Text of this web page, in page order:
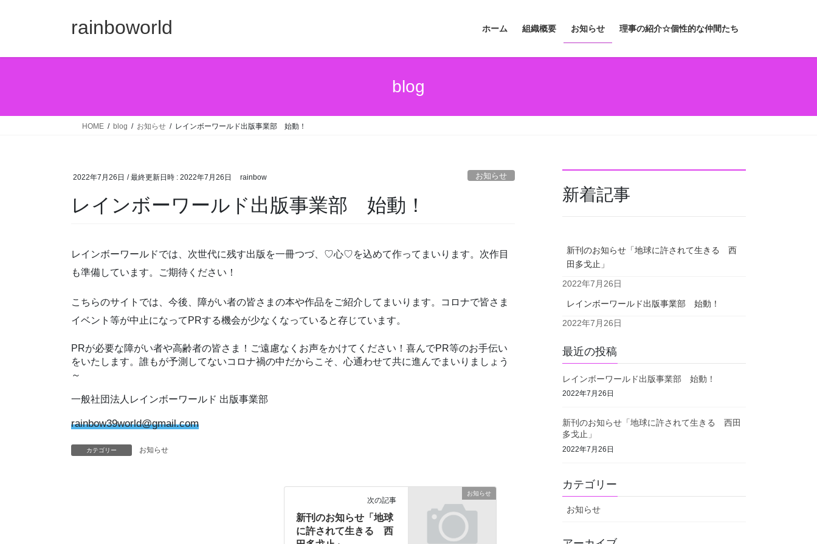
rainboworld ホーム 組織概要 お知らせ 理事の紹介☆個性的な仲間たち
blog
HOME blog お知らせ レインボーワールド出版事業部 始動！
2022年7月26日 / 最終更新日時 : 2022年7月26日 rainbow お知らせ
レインボーワールド出版事業部 始動！
レインボーワールドでは、次世代に残す出版を一冊つづ、♡心♡を込めて作ってまいります。次作目
も準備しています。ご期待ください！
こちらのサイトでは、今後、障がい者の皆さまの本や作品をご紹介してまいります。コロナで皆さま
イベント等が中止になってPRする機会が少なくなっていると存じています。
PRが必要な障がい者や高齢者の皆さま！ご遠慮なくお声をかけてください！喜んでPR等のお手伝い
をいたします。誰もが予測してないコロナ禍の中だからこそ、心通わせて共に進んでまいりましょう
～
一般社団法人レインボーワールド 出版事業部
rainbow39world@gmail.com
カテゴリー お知らせ
お知らせ
次の記事
新刊のお知らせ「地球
に許されて生きる 西
新着記事
新刊のお知らせ「地球に許されて生きる 西
田多戈止」
2022年7月26日
レインボーワールド出版事業部 始動！
2022年7月26日
最近の投稿
レインボーワールド出版事業部 始動！
2022年7月26日
新刊のお知らせ「地球に許されて生きる 西田
多戈止」
2022年7月26日
カテゴリー
お知らせ